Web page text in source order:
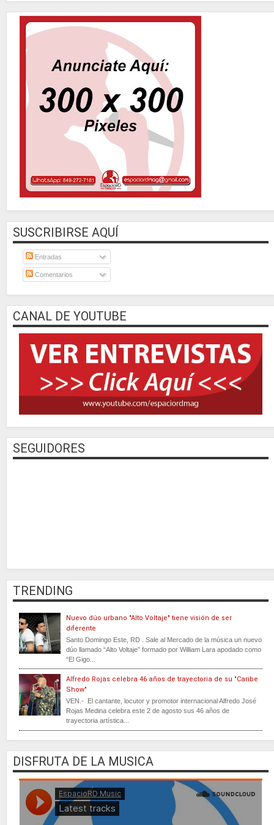
SUSCRIBIRSE AQUÍ
Entradas
Comentarios
CANAL DE YOUTUBE
SEGUIDORES
TRENDING
Nuevo dúo urbano "Alto Voltaje" tiene visión de ser
diferente
Santo Domingo Este, RD . Sale al Mercado de la música un nuevo
dúo llamado “Alto Voltaje” formado por William Lara apodado como
“El Gigo...
Alfredo Rojas celebra 46 años de trayectoria de su "Caribe
Show"
VEN.- El cantante, locutor y promotor internacional Alfredo José
Rojas Medina celebra este 2 de agosto sus 46 años de
trayectoria artística...
DISFRUTA DE LA MUSICA